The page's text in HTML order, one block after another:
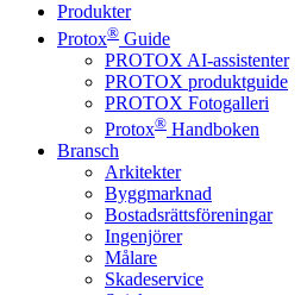
Produkter
Protox® Guide
PROTOX AI-assistenter
PROTOX produktguide
PROTOX Fotogalleri
Protox® Handboken
Bransch
Arkitekter
Byggmarknad
Bostadsrättsföreningar
Ingenjörer
Målare
Skadeservice